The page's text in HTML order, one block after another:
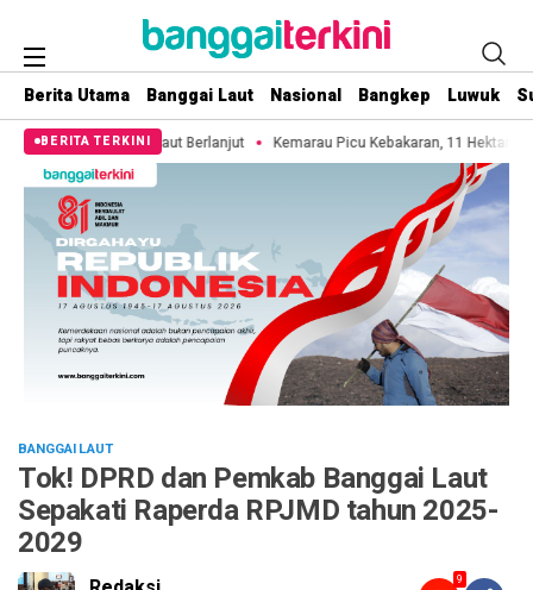
Berita Utama Banggai Laut Nasional Bangkep Luwuk
BERITA TERKINI
Kemarau Picu Kebakaran, 11 Hektare Lahan di Pulau 3B Bakalan
BANGGAI LAUT
Tok! DPRD dan Pemkab Banggai Laut
Sepakati Raperda RPJMD tahun 2025-
2029
9